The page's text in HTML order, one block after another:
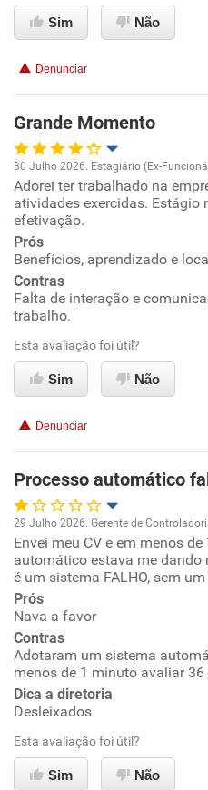
Conciliação com a vida familiar
Recomenda esta empresa
Recomenda a diretoria
Sim Não
Denunciar
Grande Momento
Oportunidade de promoção
Ambiente de trabalho
Conciliação com a vida familiar
Benefícios
30 Julho 2026. Estagiário (Ex-
Adorei ter trabalhado na
atividades exercidas. Estágio
efetivação.
Prós
Benefícios, aprendizado e
Contras
Falta de interação e
trabalho.
Esta avaliação foi útil?
Sim Não
Denunciar
Processo automático
Oportunidade de promoção
Ambiente de trabalho
Conciliação com a vida familiar
Benefícios
29 Julho 2026. Gerente de
Envei meu CV e em menos
automático estava me dando
é um sistema FALHO, sem
Prós
Nava a favor
Contras
Adotaram um sistema
menos de 1 minuto avaliar 36
Dica a diretoria
Desleixados
Esta avaliação foi útil?
Sim Não